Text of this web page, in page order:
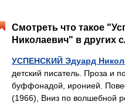
Смотреть что такое
Николаевич" в других
УСПЕНСКИЙ Эдуард
детский писатель. Проза и
буффонадой, иронией.
(1966), Вниз по волшебной